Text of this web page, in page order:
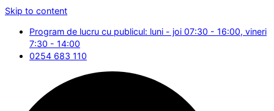
Skip to content
Program de lucru cu publicul: luni - joi 07:30 - 16:00, vineri
7:30 - 14:00
0254 683 110